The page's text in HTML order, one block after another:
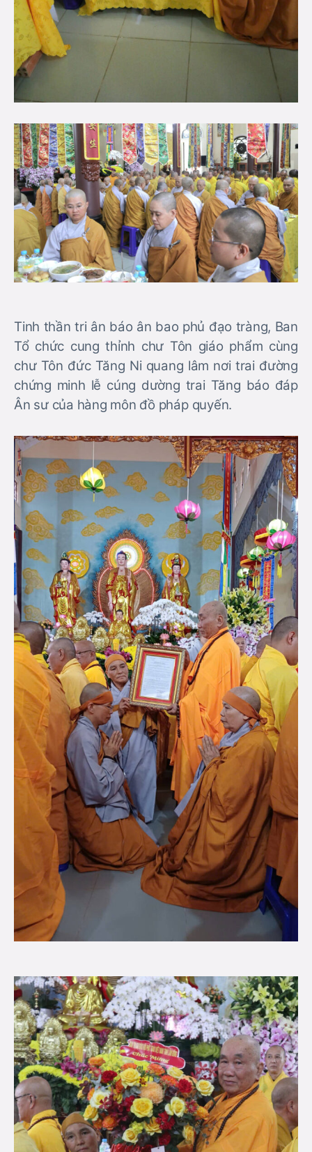
Tinh thần tri ân báo ân bao phủ đạo tràng, Ban
Tổ chức cung thỉnh chư Tôn giáo phẩm cùng
chư Tôn đức Tăng Ni quang lâm nơi trai đường
chứng minh lễ cúng dường trai Tăng báo đáp
Ân sư của hàng môn đồ pháp quyến.